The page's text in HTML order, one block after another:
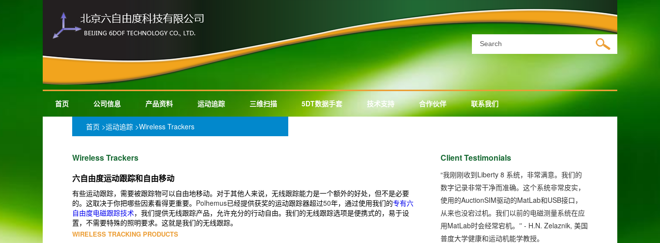
首页 公司信息 产品资料 运动追踪 三维扫描 5DT数据手套 技术支持 合作伙伴 联系我们
首页 >运动追踪 >Wireless Trackers
Wireless Trackers
六自由度运动跟踪和自由移动
有些运动跟踪，需要被跟踪物可以自由地移动。对于其他人来说，无线跟踪能力是一个额外的好处，但不是必要
的。这取决于你把哪些因素看得更重要。 Polhemus已经提供获奖的运动跟踪器超过50年，通过使用我们的专有六
自由度电磁跟踪技术，我们提供无线跟踪产品，允许充分的行动自由。我们的无线跟踪选项是便携式的，易于设
置，不需要特殊的照明要求。这就是我们的无线跟踪。
WIRELESS TRACKING PRODUCTS
Client Testimonials
“我刚刚收到 Liberty 8 系统，非常满意。我们的
数字记录非常干净而准确。这个系统非常皮实，
使用的AuctionSIM驱动的MatLab和 USB接口，
从来也没宕过机。我们以前的电磁测量系统在应
用 MatLab时会经常宕机。” - H.N. Zelaznik, 美国
普度大学健康和运动机能学教授。